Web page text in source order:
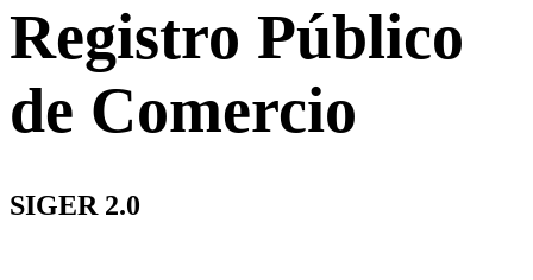
Registro Público
de Comercio
SIGER 2.0